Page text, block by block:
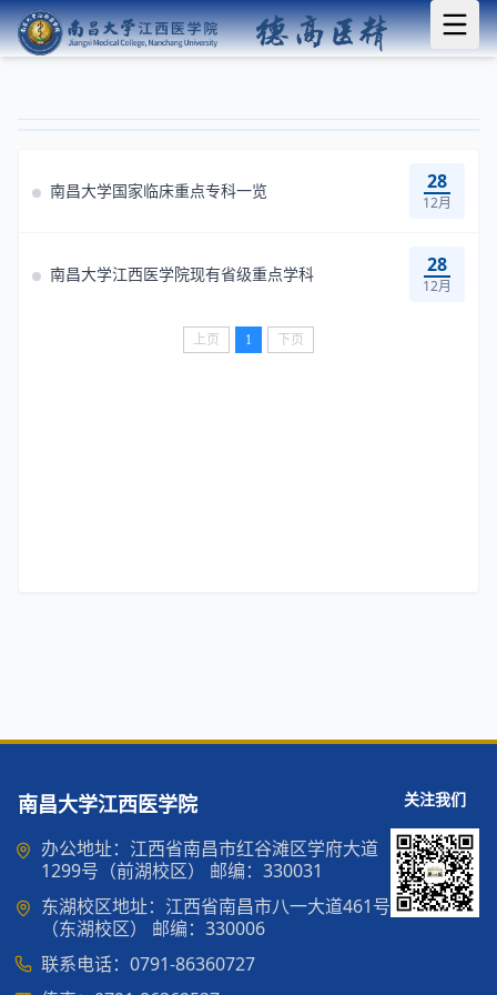
南昌大学国家临床重点专科一览 28
12月
南昌大学江西医学院现有省级重点学科 28
12月
上页 1 下页
南昌大学江西医学院
办公地址：江西省南昌市红谷滩区学府大道
1299号（前湖校区） 邮编：330031
东湖校区地址：江西省南昌市八一大道461号
（东湖校区） 邮编：330006
联系电话：0791-86360727
关注我们